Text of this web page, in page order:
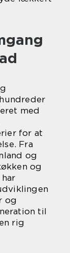
med
for at
Fra
og
og
og
til
rig